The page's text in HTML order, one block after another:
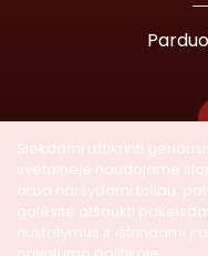
Siekdami užtikrinti
svetainėje naudojame
arba naršydami toliau,
galėsite atšaukti
nustatymus ir ištrindami
© 2026 Lasegra